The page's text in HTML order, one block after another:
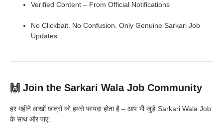
Verified Content – From Official Notifications
No Clickbait. No Confusion. Only Genuine Sarkari Job
Updates.
🙌 Join the Sarkari Wala Job Community
हर महीने लाखों छात्रों को हमसे फायदा होता है – आप भी जुड़ें Sarkari Wala Job
के साथ और पाएं: